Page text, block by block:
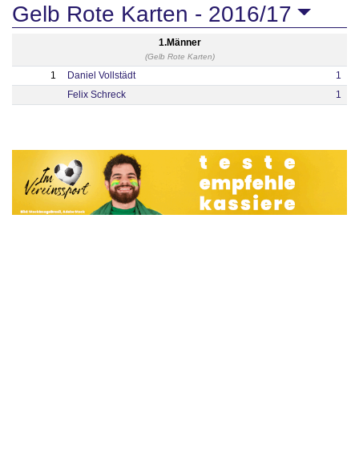
Gelb Rote Karten - 2016/17
1.Männer
(Gelb Rote Karten)
1 Daniel Vollstädt
1
Felix Schreck
1